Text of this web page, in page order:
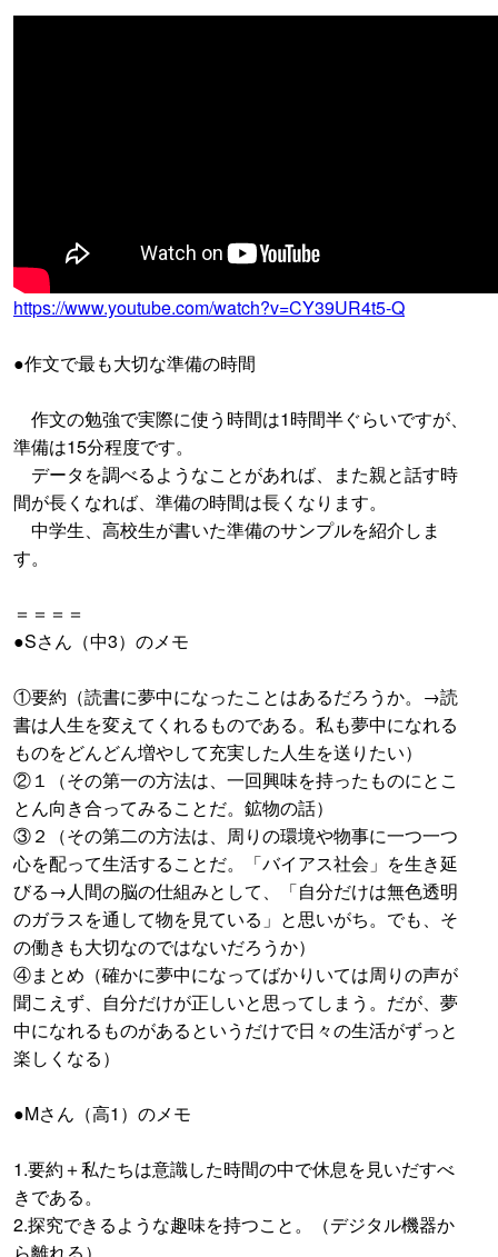
https://www.youtube.com/watch?v=CY39UR4t5-Q
●作文で最も大切な準備の時間
作文の勉強で実際に使う時間は1時間半ぐらいですが、
準備は15分程度です。
データを調べるようなことがあれば、また親と話す時
間が長くなれば、準備の時間は長くなります。
中学生、高校生が書いた準備のサンプルを紹介しま
す。
＝＝＝＝
●Sさん（中3）のメモ
①要約（読書に夢中になったことはあるだろうか。→読
書は人生を変えてくれるものである。私も夢中になれる
ものをどんどん増やして充実した人生を送りたい）
②１（その第一の方法は、一回興味を持ったものにとこ
とん向き合ってみることだ。鉱物の話）
③２（その第二の方法は、周りの環境や物事に一つ一つ
心を配って生活することだ。「バイアス社会」を生き延
びる→人間の脳の仕組みとして、「自分だけは無色透明
のガラスを通して物を見ている」と思いがち。でも、そ
の働きも大切なのではないだろうか）
④まとめ（確かに夢中になってばかりいては周りの声が
聞こえず、自分だけが正しいと思ってしまう。だが、夢
中になれるものがあるというだけで日々の生活がずっと
楽しくなる）
●Mさん（高1）のメモ
1.要約＋私たちは意識した時間の中で休息を見いだすべ
きである。
2.探究できるような趣味を持つこと。（デジタル機器か